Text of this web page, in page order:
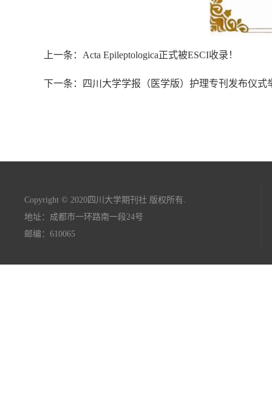
上一条：Acta Epileptologica正式被ESCI收录！
下一条：四川大学学报（医学版）护理专刊发布仪式
Copyright © 2020四川大学期刊社 版权所有.
地址：成都市一环路南一段24号
邮编：610065